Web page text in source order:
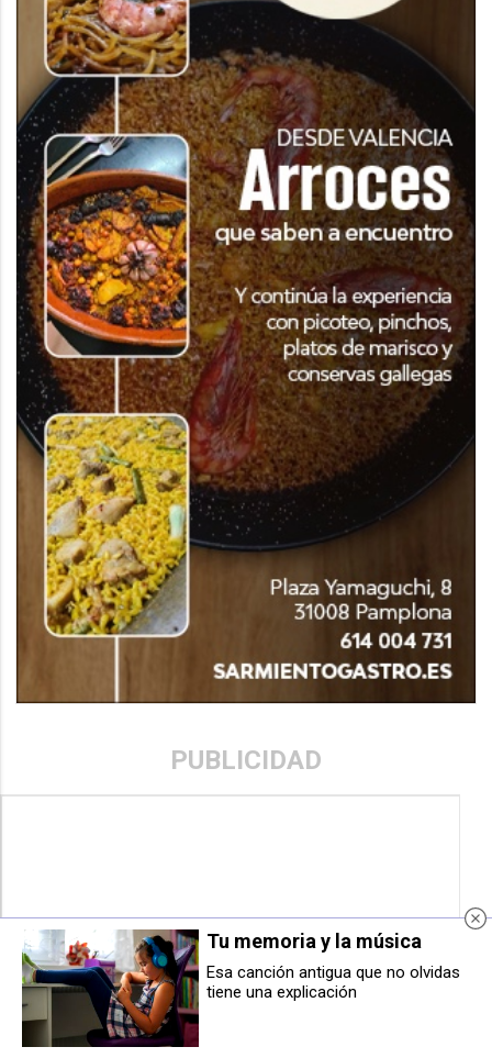
PUBLICIDAD
Rebajan de 5 a 3 años de prisión
la pena a una enfermera por 150
accesos indebidos a historiales
clínicos
Pamplona convoca una oposición
Tu memoria y la música
Esa canción antigua que no olvidas
tiene una explicación